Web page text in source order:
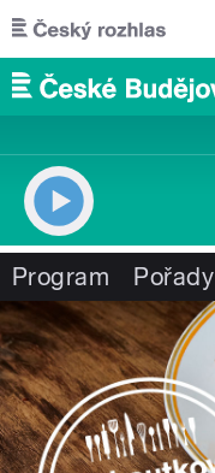
Přejít k hlavnímu obsahu
Program Pořady